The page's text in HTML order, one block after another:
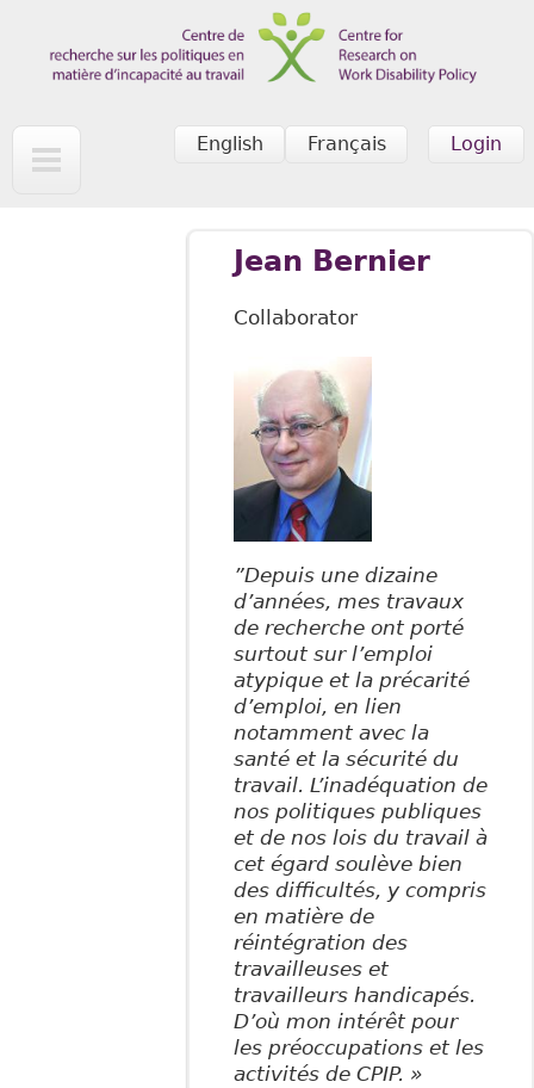
Login
English Français
Jean Bernier
Collaborator
”Depuis une dizaine
d’années, mes travaux
de recherche ont porté
surtout sur l’emploi
atypique et la précarité
d’emploi, en lien
notamment avec la
santé et la sécurité du
travail. L’inadéquation de
nos politiques publiques
et de nos lois du travail à
cet égard soulève bien
des difficultés, y compris
en matière de
réintégration des
travailleuses et
travailleurs handicapés.
D’où mon intérêt pour
les préoccupations et les
activités de CPIP. »